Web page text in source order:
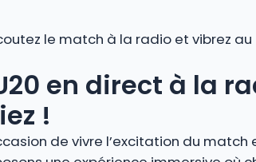
le match à la radio et vibrez
en direct à la
!
de vivre l’excitation du